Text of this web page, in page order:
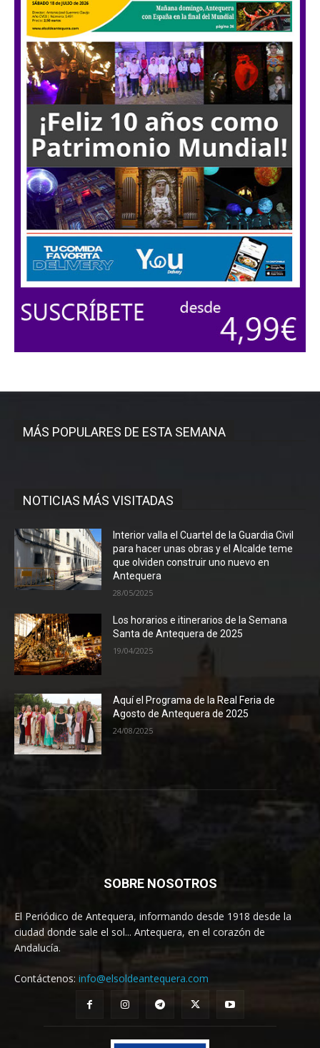
MÁS POPULARES DE ESTA SEMANA
NOTICIAS MÁS VISITADAS
Interior valla el Cuartel de la Guardia Civil
para hacer unas obras y el Alcalde teme
que olviden construir uno nuevo en
Antequera
28/05/2025
Los horarios e itinerarios de la Semana
Santa de Antequera de 2025
19/04/2025
Aquí el Programa de la Real Feria de
Agosto de Antequera de 2025
24/08/2025
SOBRE NOSOTROS
El Periódico de Antequera, informando desde 1918 desde la
ciudad donde sale el sol... Antequera, en el corazón de
Andalucía.
Contáctenos: info@elsoldeantequera.com